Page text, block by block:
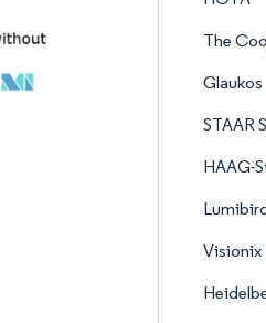
The
Glaukos
STAAR
HAAG-
Visionix